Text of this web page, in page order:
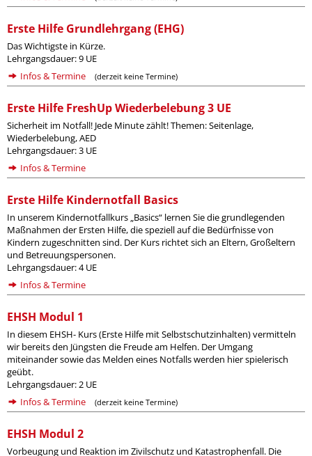
Erste Hilfe Grundlehrgang (EHG)
Das Wichtigste in Kürze.
Lehrgangsdauer: 9 UE
Infos & Termine
(derzeit keine Termine)
Erste Hilfe FreshUp Wiederbelebung 3 UE
Sicherheit im Notfall! Jede Minute zählt! Themen: Seitenlage,
Wiederbelebung, AED
Lehrgangsdauer: 3 UE
Infos & Termine
Erste Hilfe Kindernotfall Basics
In unserem Kindernotfallkurs „Basics“ lernen Sie die grundlegenden
Maßnahmen der Ersten Hilfe, die speziell auf die Bedürfnisse von
Kindern zugeschnitten sind. Der Kurs richtet sich an Eltern, Großeltern
und Betreuungspersonen.
Lehrgangsdauer: 4 UE
Infos & Termine
EHSH Modul 1
In diesem EHSH- Kurs (Erste Hilfe mit Selbstschutzinhalten) vermitteln
wir bereits den Jüngsten die Freude am Helfen. Der Umgang
miteinander sowie das Melden eines Notfalls werden hier spielerisch
geübt.
Lehrgangsdauer: 2 UE
Infos & Termine
(derzeit keine Termine)
EHSH Modul 2
Vorbeugung und Reaktion im Zivilschutz und Katastrophenfall. Die